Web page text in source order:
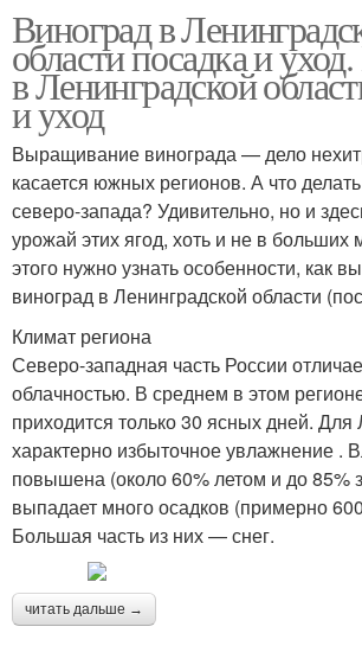
Виноград в
области посадка и
в Ленинградской
и уход
Выращивание винограда — дело
касается южных регионов. А что
северо-запада? Удивительно, но и
урожай этих ягод, хоть и не в
этого нужно узнать особенности, как
виноград в Ленинградской области
Климат региона
Северо-западная часть России
облачностью. В среднем в этом
приходится только 30 ясных дней. Для
характерно избыточное увлажнение .
повышена (около 60% летом и до 85%
выпадает много осадков (примерно
Большая часть из них — снег.
читать дальше →